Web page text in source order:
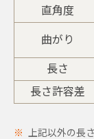
直角度
曲がり
長さ
長さ許容差
上記以外の長